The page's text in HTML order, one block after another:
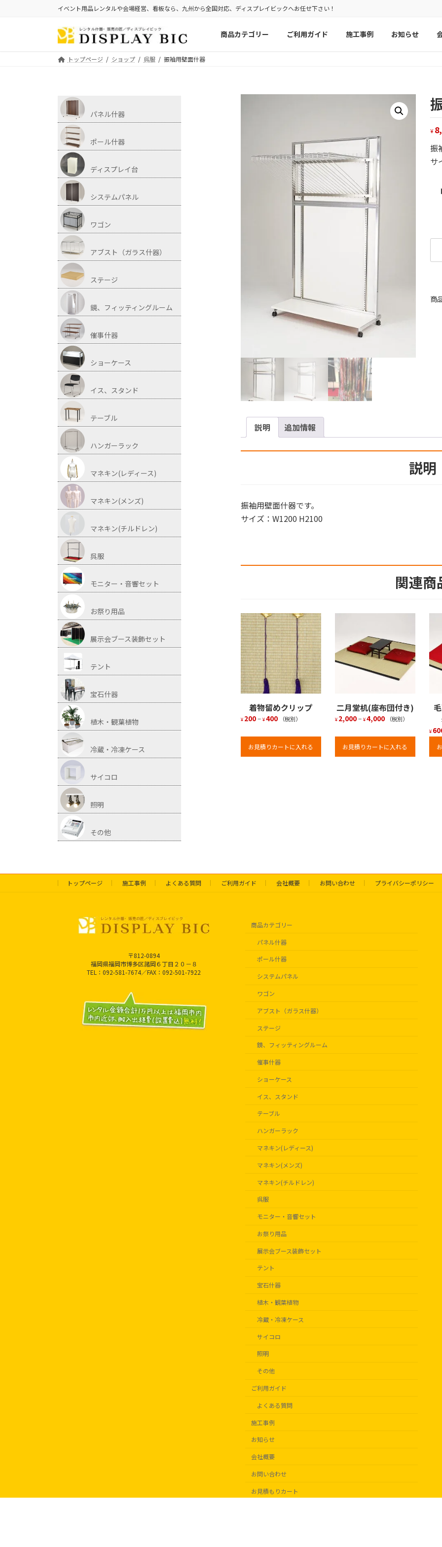
イベント用品レンタルや会場経営、看板なら、九州から全国対応、ディスプレイビックへお任せ下さい！
商品カテゴリー ご利用ガイド 施工事例 お知らせ
トップページ ショップ 呉服 振袖用壁面什器
¥
振
サ
商
説明 追加情報
説明
振袖用壁面什器です。
サイズ：W1200 H2100
関連商
着物留めクリップ
¥ 200– ¥400 （税別）
お見積りカートに入れる
二月堂机(座布団付き)
¥ 2,000– ¥4,000 （税別）
お見積りカートに入れる
¥
パネル什器
ポール什器
ディスプレイ台
システムパネル
ワゴン
アブスト（ガラス什器）
ステージ
鏡、フィッティングルーム
催事什器
ショーケース
イス、スタンド
テーブル
ハンガーラック
マネキン(レディース)
マネキン(メンズ)
マネキン(チルドレン)
呉服
モニター・音響セット
お祭り用品
展示会ブース装飾セット
テント
宝石什器
植木・観葉植物
冷蔵・冷凍ケース
サイコロ
照明
その他
トップページ 施工事例 よくある質問 ご利用ガイド 会社概要 お問い合わせ プライバシーポリシー
〒812-0894
福岡県福岡市博多区諸岡６丁目２０－８
TEL：092-581-7674／FAX：092-501-7922
商品カテゴリー
パネル什器
ポール什器
システムパネル
ワゴン
アブスト（ガラス什器）
ステージ
鏡、フィッティングルーム
催事什器
ショーケース
イス、スタンド
テーブル
ハンガーラック
マネキン(レディース)
マネキン(メンズ)
マネキン(チルドレン)
呉服
モニター・音響セット
お祭り用品
展示会ブース装飾セット
テント
宝石什器
植木・観葉植物
冷蔵・冷凍ケース
サイコロ
照明
その他
ご利用ガイド
よくある質問
施工事例
お知らせ
会社概要
お問い合わせ
お見積もりカート